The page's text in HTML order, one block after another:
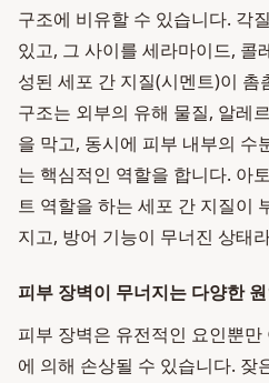
구조에 비유할 수 있습니다. 각
있고, 그 사이를 세라마이드, 콜
성된 세포 간 지질(시멘트)이 촘
구조는 외부의 유해 물질, 알레
을 막고, 동시에 피부 내부의 수
는 핵심적인 역할을 합니다. 아
트 역할을 하는 세포 간 지질이
지고, 방어 기능이 무너진 상태
피부 장벽이 무너지는 다양한
피부 장벽은 유전적인 요인뿐
에 의해 손상될 수 있습니다. 잦